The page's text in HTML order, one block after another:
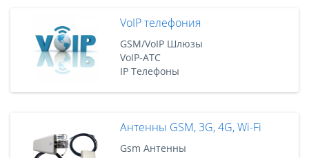
VoIP телефония
GSM/VoIP Шлюзы
VoIP-АТС
IP Телефоны
Антенны GSM, 3G, 4G, Wi-Fi
Gsm Антенны